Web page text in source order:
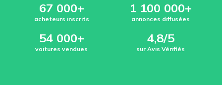
67 000+
acheteurs inscrits
1 100 000+
annonces diffusées
54 000+
voitures vendues
4,8/5
sur Avis Vérifiés